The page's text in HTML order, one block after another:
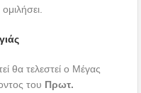
θα τελεστεί ο Μέγας
του Πρωτ.